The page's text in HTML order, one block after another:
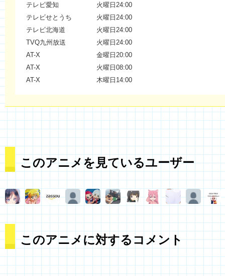
テレビ愛知
火曜日24:00
テレビせとうち
火曜日24:00
テレビ北海道
火曜日24:00
TVQ九州放送
火曜日24:00
AT-X
金曜日20:00
AT-X
火曜日08:00
AT-X
木曜日14:00
このアニメを見ているユーザー
このアニメに対するコメント